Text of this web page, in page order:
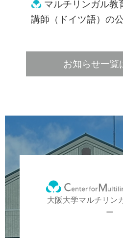
マルチリンガル教
講師（ドイツ語）の
お知らせ一覧
大阪大学マルチリン
ー